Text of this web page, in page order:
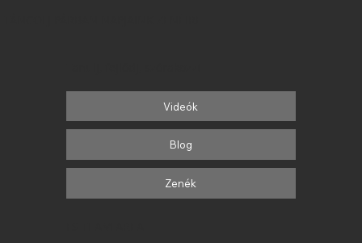
Videók
Blog
Zenék